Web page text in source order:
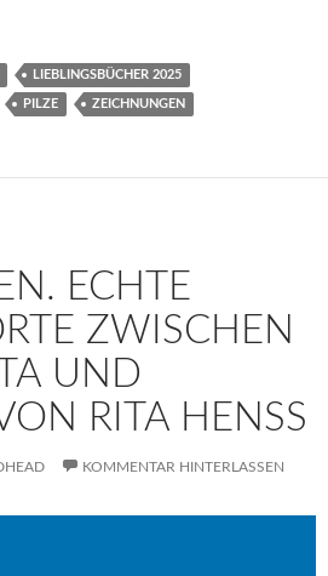
verborgenen Reichs von Lynne
LIEBLINGSBÜCHER 2025
PILZE ZEICHNUNGEN
ECHTE
ZWISCHEN
UND
RITA HENSS
KOMMENTAR HINTERLASSEN